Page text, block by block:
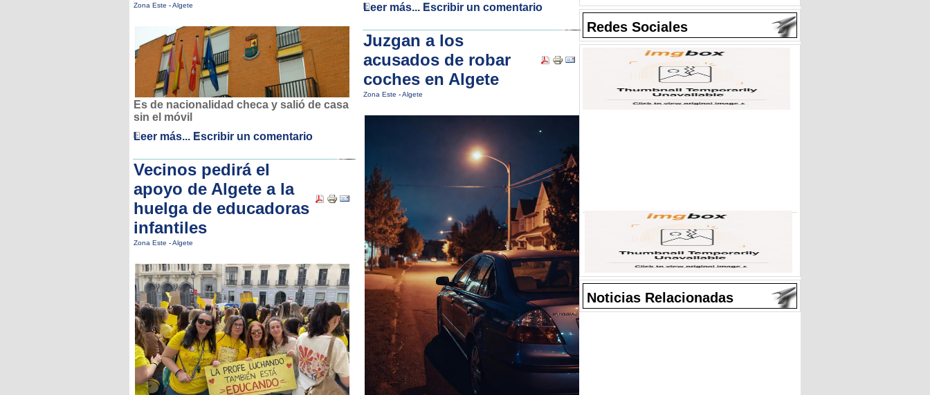
Zona Este -Algete
Es de nacionalidad checa y salió de casa
sin el móvil
Leer más... Escribir un comentario
Vecinos pedirá el
apoyo de Algete a la
huelga de educadoras
infantiles
Zona Este -Algete
Leer más... Escribir un comentario
Juzgan a los
acusados de robar
coches en Algete
Zona Este -Algete
Redes Sociales
Noticias Relacionadas